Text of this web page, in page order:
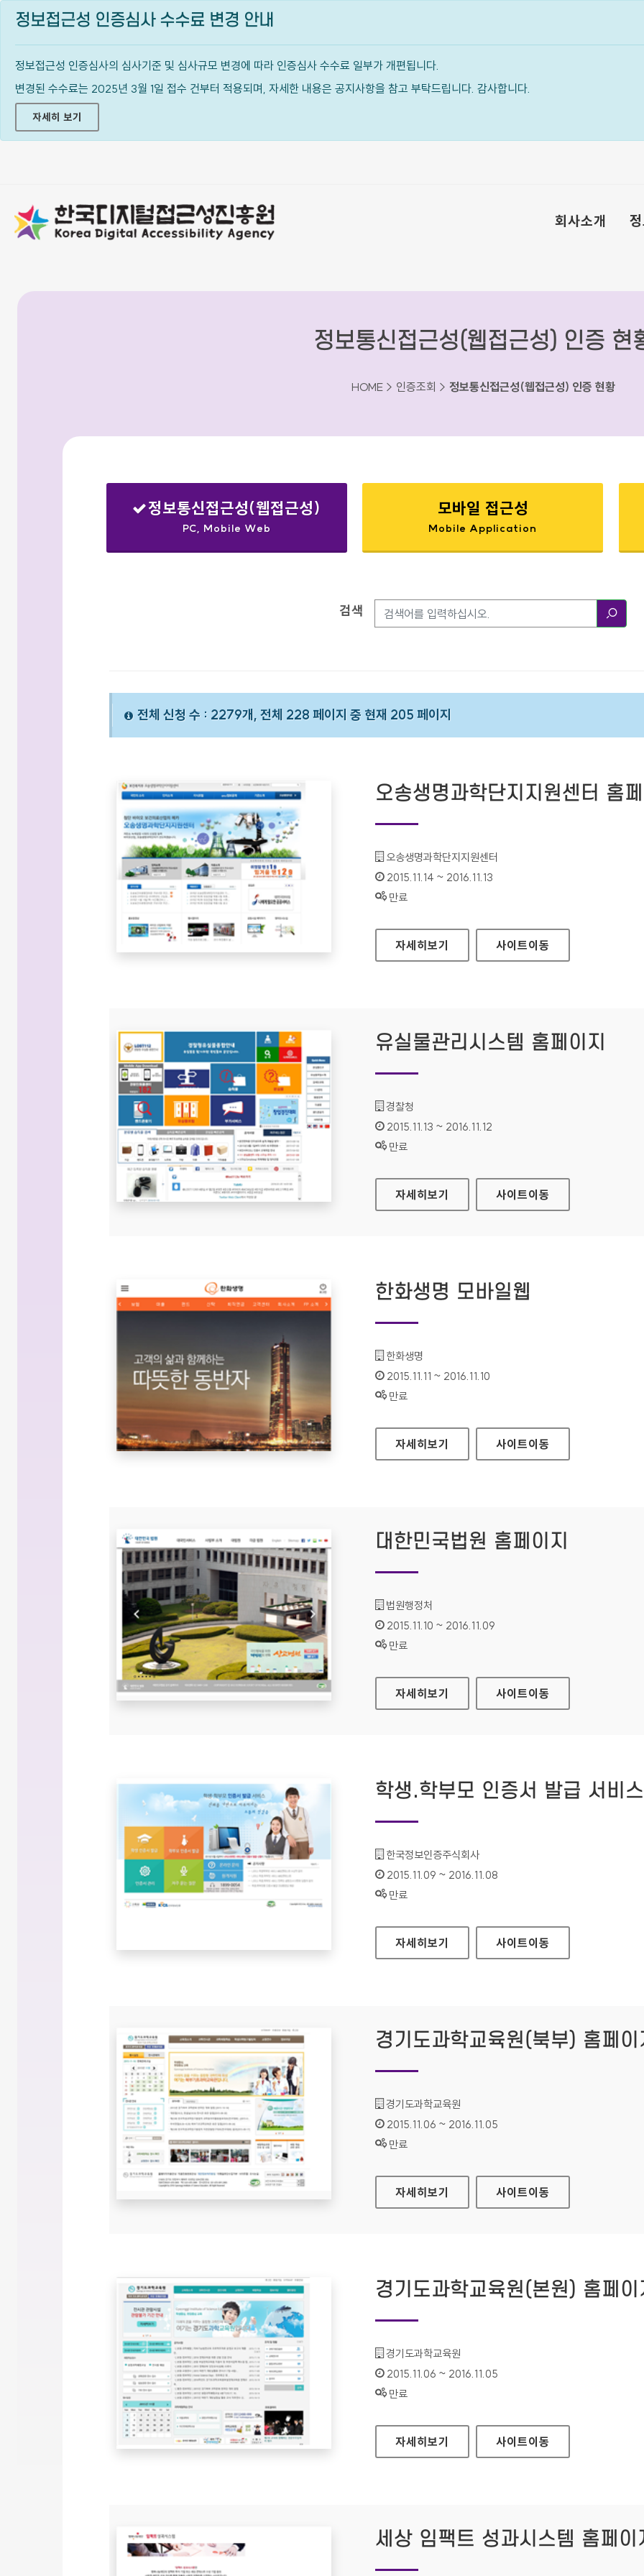
정보접근성 인증심사 수수료 변경 안내
정보접근성 인증심사의 심사기준 및 심사규모 변경에 따라 인증심사 수수료 일부가 개편됩니다.
변경된 수수료는 2025년 3월 1일 접수 건부터 적용되며, 자세한 내용은 공지사항을 참고 부탁드립니다. 감사합니다.
자세히 보기
회사소개
정보통신접근성(웹접근성) 인증 현
HOME > 인증조회 > 정보통신접근성(웹접근성) 인증 현황
정보통신접근성(웹접근성)
PC, Mobile Web
모바일 접근성
Mobile Application
검색
전체 신청 수 : 2279개, 전체 228 페이지 중 현재 205 페이지
오송생명과학단지지원센터 홈
기관명 :
오송생명과학단지지원센터
인증기간 :
2015.11.14 ~ 2016.11.13
상태 :
만료
오송생명과학단지지원센터 홈페이지
자세히보기 사이트이동
유실물관리시스템 홈페이지
기관명 :
경찰청
인증기간 :
2015.11.13 ~ 2016.11.12
상태 :
만료
유실물관리시스템 홈페이지
자세히보기 사이트이동
한화생명 모바일웹
기관명 :
한화생명
인증기간 :
2015.11.11 ~ 2016.11.10
상태 :
만료
한화생명 모바일웹
자세히보기 사이트이동
대한민국법원 홈페이지
기관명 :
법원행정처
인증기간 :
2015.11.10 ~ 2016.11.09
상태 :
만료
대한민국법원 홈페이지
자세히보기 사이트이동
학생.학부모 인증서 발급 서비
기관명 :
한국정보인증주식회사
인증기간 :
2015.11.09 ~ 2016.11.08
상태 :
만료
학생.학부모 인증서 발급 서비스 홈페이지
자세히보기 사이트이동
경기도과학교육원(북부) 홈페이
기관명 :
경기도과학교육원
인증기간 :
2015.11.06 ~ 2016.11.05
상태 :
만료
경기도과학교육원(북부) 홈페이지
자세히보기 사이트이동
경기도과학교육원(본원) 홈페이
기관명 :
경기도과학교육원
인증기간 :
2015.11.06 ~ 2016.11.05
상태 :
만료
경기도과학교육원(본원) 홈페이지
자세히보기 사이트이동
세상 임팩트 성과시스템 홈페이